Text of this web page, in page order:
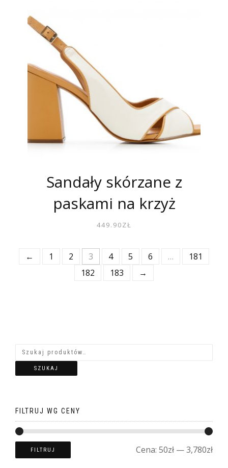
Sandały skórzane z
paskami na krzyż
449.90ZŁ
← 1 2 3 4 5 6 …
181
182
183 →
SZUKAJ
FILTRUJ WG CENY
FILTRUJ Cena: 50zł —3,780zł